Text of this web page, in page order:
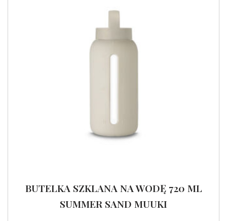
BUTELKA SZKLANA NA WODĘ 720 ML
SUMMER SAND MUUKI